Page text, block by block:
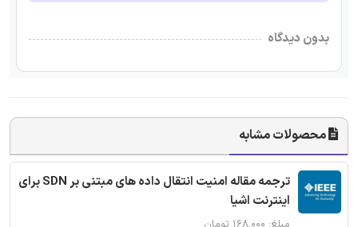
بدون دیدگاه
محصولات مشابه
ترجمه مقاله امنیت انتقال داده های مبتنی بر SDN برای
اینترنت اشیا